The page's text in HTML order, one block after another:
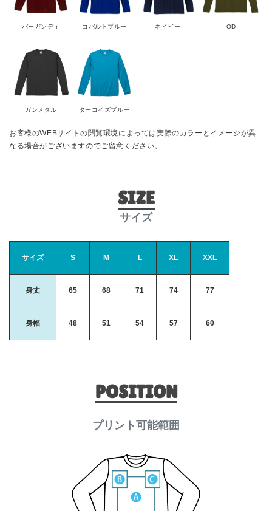
バーガンディ コバルトブルー ネイビー OD
ガンメタル ターコイズブルー
お客様のWEBサイトの閲覧環境によっては実際のカラーとイメージが異
なる場合がございますのでご留意ください。
SIZE
サイズ
サイズ S M L XL XXL
身丈 65 68 71 74 77
身幅 48 51 54 57 60
POSITION
プリント可能範囲